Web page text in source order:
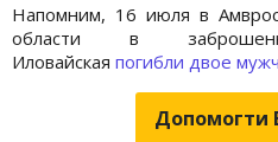
Напомним, 16 июля в
области в
Иловайская погибли двое
Допомогти